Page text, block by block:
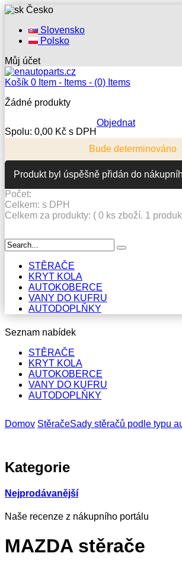
Česko
Slovensko
Polsko
Můj účet
Košík 0 Item - Items - (0) Items
Žádné produkty
Spolu: 0,00 Kč s DPH
Objednat
Bude determinováno
Produkt byl úspěšně přidán do
Počet:
Celkem: s DPH
Celkem za produkty: ( 0 ks zboží. 1
STĚRAČE
KRYT KOLA
AUTOKOBERCE
VANY DO KUFRU
AUTODOPLŇKY
Seznam nabídek
STĚRAČE
KRYT KOLA
AUTOKOBERCE
VANY DO KUFRU
AUTODOPLŇKY
Domov StěračeSady stěračů podle typu
Kategorie
Nejprodávanější
Naše recenze z nákupního portálu
MAZDA stěrače